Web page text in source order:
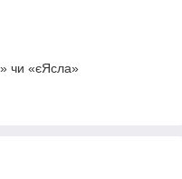
чи «єЯсла»